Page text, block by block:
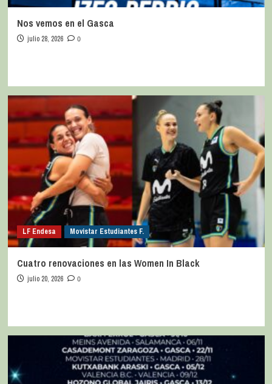
Nos vemos en el Gasca
julio 28, 2026 0
LF Endesa Movistar Estudiantes F.
Cuatro renovaciones en las Women In Black
julio 20, 2026 0